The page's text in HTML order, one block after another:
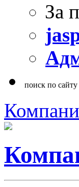
За
поиск по сайту